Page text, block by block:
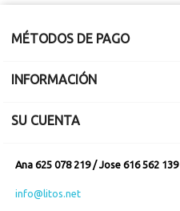
MÉTODOS DE PAGO
INFORMACIÓN
SU CUENTA
Ana 625 078 219 / Jose 616 562 139
info@litos.net